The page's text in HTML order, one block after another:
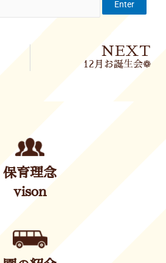
NEXT
12月お誕生会❁
保育理念
vison